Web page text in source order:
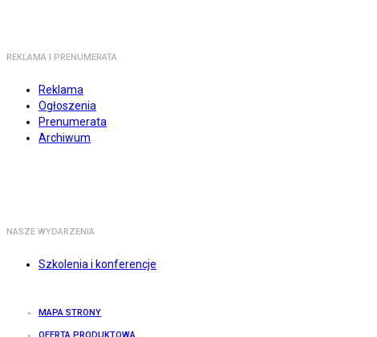
REKLAMA I PRENUMERATA
Reklama
Ogłoszenia
Prenumerata
Archiwum
NASZE WYDARZENIA
Szkolenia i konferencje
MAPA STRONY